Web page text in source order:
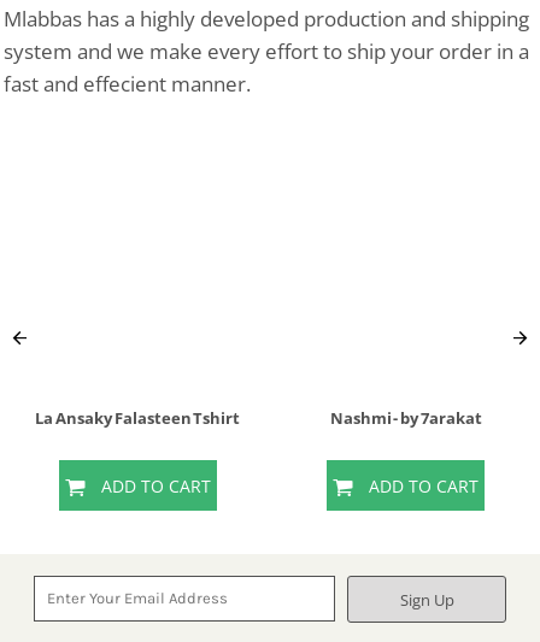
Mlabbas has a highly developed production and shipping
system and we make every effort to ship your order in a
fast and effecient manner.
La Ansaky Falasteen Tshirt
ADD TO CART
Nashmi - by 7arakat
ADD TO CART
Sign Up